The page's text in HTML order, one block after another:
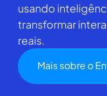
usando
transformar
reais.
Mais sobre o